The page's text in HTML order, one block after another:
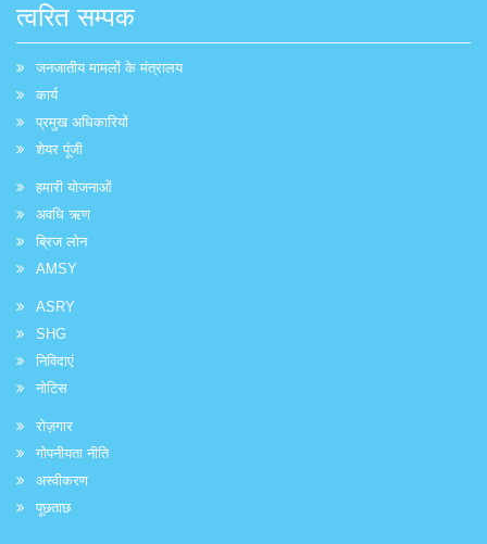
त्वरित सम्पक
जनजातीय मामलों के मंत्रालय
कार्य
प्रमुख अधिकारियों
शेयर पूंजी
हमारी योजनाओं
अवधि ऋण
ब्रिज लोन
AMSY
ASRY
SHG
निविदाएं
नोटिस
रोज़गार
गोपनीयता नीति
अस्वीकरण
पूछताछ